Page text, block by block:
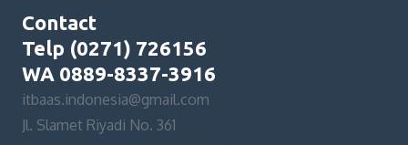
Contact
Telp (0271) 726156
WA 0889-8337-3916
itbaas.indonesia@gmail.com
Jl. Slamet Riyadi No. 361